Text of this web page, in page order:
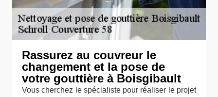
Rassurez au couvreur le
changement et la pose de
votre gouttière à Boisgibault
Vous cherchez le spécialiste pour réaliser le projet